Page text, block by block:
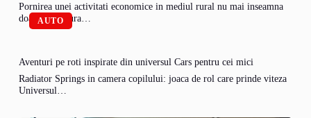
Pornirea unei activitati economice in mediul rural nu mai inseamna
doar agricultura…
AUTO
Aventuri pe roti inspirate din universul Cars pentru cei mici
Radiator Springs in camera copilului: joaca de rol care prinde viteza
Universul…